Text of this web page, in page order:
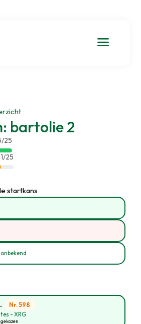
a
bartolie 2
25
25
startkans
- Nr. 598
- XRG